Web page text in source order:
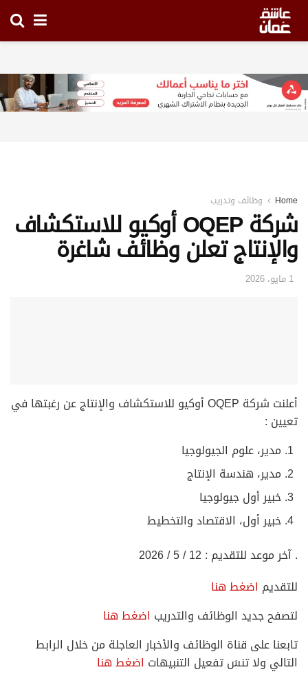
Home وظائف وتدريب
شركة OQEP أوكيو للاستكشاف
والإنتاج تعلن وظائف شاغرة
1 مايو، 2026
أعلنت شركة OQEP أوكيو للاستكشاف والإنتاج عن رغبتها في
تعيين :
مدير، علوم الجيولوجيا
مدير، هندسة الإنتاج
⁠خبير أول جيولوجيا
خبير أول، الاقتصاد والتخطيط
. آخر موعد للتقديم : 12 / 5 / 2026
للتقديم اضغط هنا
لتصفح جديد الوظائف والتدريب اضغط هنا
تابعنا على قناة الوظائف والأخبار العاجلة من خلال الرابط
التالي ولا تنسَ تفعيل التنبيهات اضغط هنا